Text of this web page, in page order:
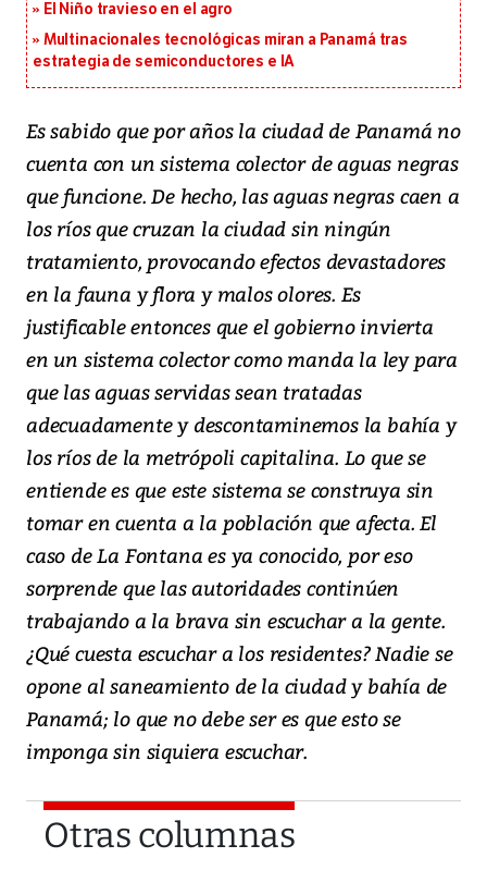
El Niño travieso en el agro
Multinacionales tecnológicas miran a Panamá tras
estrategia de semiconductores e IA
Es sabido que por años la ciudad de Panamá no
cuenta con un sistema colector de aguas negras
que funcione. De hecho, las aguas negras caen a
los ríos que cruzan la ciudad sin ningún
tratamiento, provocando efectos devastadores
en la fauna y flora y malos olores. Es
justificable entonces que el gobierno invierta
en un sistema colector como manda la ley para
que las aguas servidas sean tratadas
adecuadamente y descontaminemos la bahía y
los ríos de la metrópoli capitalina. Lo que se
entiende es que este sistema se construya sin
tomar en cuenta a la población que afecta. El
caso de La Fontana es ya conocido, por eso
sorprende que las autoridades continúen
trabajando a la brava sin escuchar a la gente.
¿Qué cuesta escuchar a los residentes? Nadie se
opone al saneamiento de la ciudad y bahía de
Panamá; lo que no debe ser es que esto se
imponga sin siquiera escuchar.
Otras columnas